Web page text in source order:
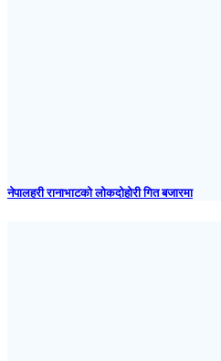
नेपालहरी रानाभाटको लोकदोहोरी गित बजारमा